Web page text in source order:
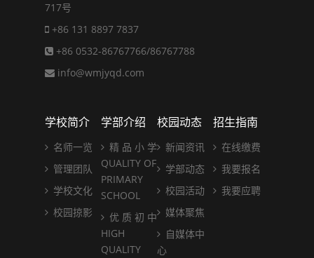
717号
+86 131 8897 7837
+86 0532-86767766/86767788
info@wmjyqd.com
学校简介
名师一览
管理团队
学校文化
校园掠影
学部介绍
精 品 小 学
QUALITY OF
PRIMARY
SCHOOL
优 质 初 中
HIGH
QUALITY
校园动态
新闻资讯
学部动态
校园活动
媒体聚焦
自媒体中
心
招生指南
在线缴费
我要报名
我要应聘